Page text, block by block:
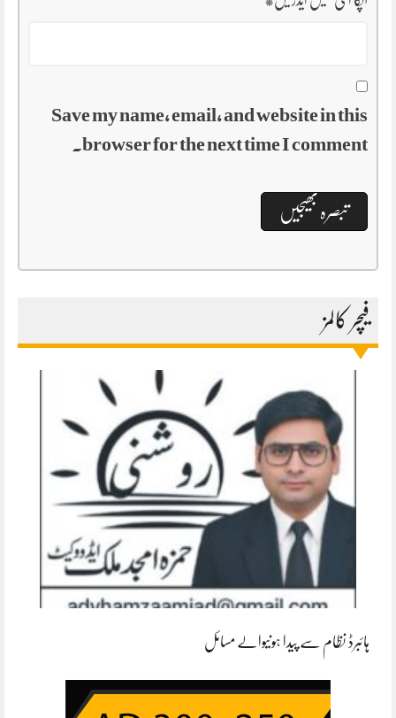
Save my name, email, and website in this
browser for the next time I comment.
فیچر کالمز
ہائبرڈ نظام سے پیدا ہونیوالے مسائل